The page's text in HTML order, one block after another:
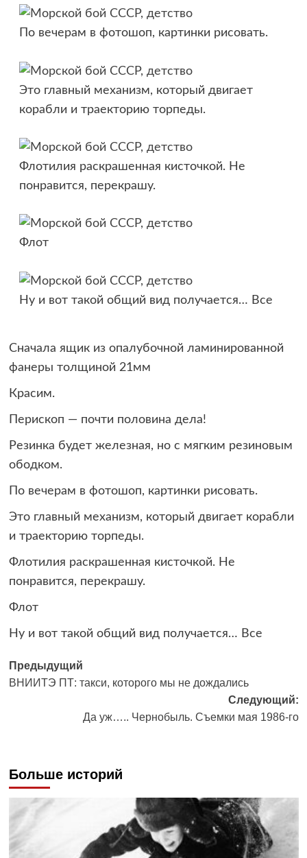
По вечерам в фотошоп, картинки рисовать.
Это главный механизм, который двигает
корабли и траекторию торпеды.
Флотилия раскрашенная кисточкой. Не
понравится, перекрашу.
Флот
Ну и вот такой общий вид получается… Все
Сначала ящик из опалубочной ламинированной
фанеры толщиной 21мм
Красим.
Перископ — почти половина дела!
Резинка будет железная, но с мягким резиновым
ободком.
По вечерам в фотошоп, картинки рисовать.
Это главный механизм, который двигает корабли
и траекторию торпеды.
Флотилия раскрашенная кисточкой. Не
понравится, перекрашу.
Флот
Ну и вот такой общий вид получается… Все
Навигация
записи
Предыдущий
ВНИИТЭ ПТ: такси, которого мы не дождались
Следующий:
Да уж….. Чернобыль. Съемки мая 1986-го
Больше историй